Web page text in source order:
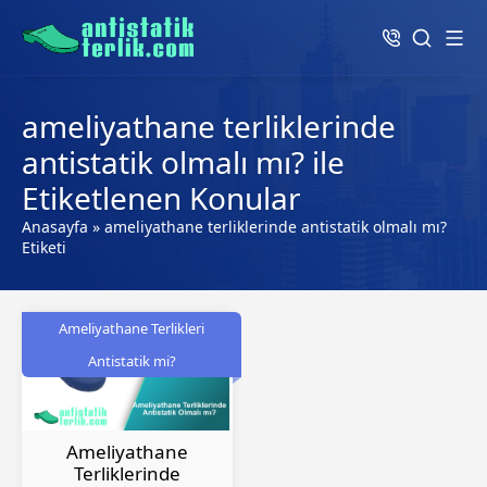
ameliyathane terliklerinde
antistatik olmalı mı? ile
Etiketlenen Konular
Anasayfa » ameliyathane terliklerinde antistatik olmalı mı?
Etiketi
Ameliyathane Terlikleri
Antistatik mi?
Ameliyathane
Terliklerinde